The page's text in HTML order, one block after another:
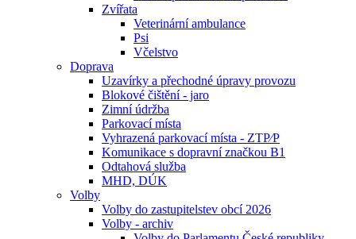
Zvířata
Veterinární ambulance
Psi
Včelstvo
Doprava
Uzavírky a přechodné úpravy provozu
Blokové čištění - jaro
Zimní údržba
Parkovací místa
Vyhrazená parkovací místa - ZTP⁄P
Komunikace s dopravní značkou B1
Odtahová služba
MHD, DÚK
Volby
Volby do zastupitelstev obcí 2026
Volby - archiv